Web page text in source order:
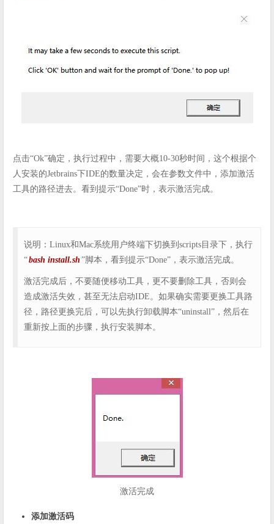
点击“Ok”确定，执行过程中，需要大概10-30秒时间，这个根据个
人安装的Jetbrains下IDE的数量决定，会在参数文件中，添加激活
工具的路径进去。看到提示“Done”时，表示激活完成。
说明：Linux和Mac系统用户终端下切换到scripts目录下，执行
“bash install.sh ”脚本，看到提示“Done”，表示激活完成。
激活完成后，不要随便移动工具，更不要删除工具，否则会
造成激活失效，甚至无法启动IDE。如果确实需要更换工具路
径，路径更换完后，可以先执行卸载脚本“uninstall”，然后在
重新按上面的步骤，执行安装脚本。
激活完成
添加激活码